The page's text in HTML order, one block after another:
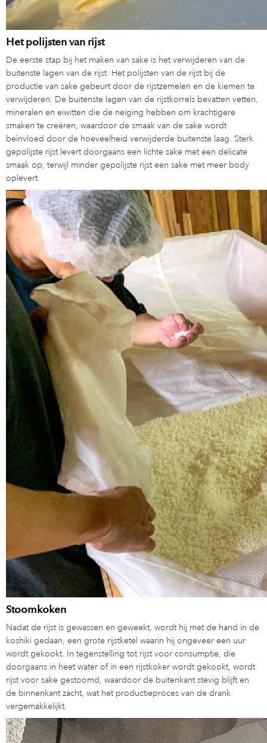
Het polijsten van rijst
De eerste stap bij het maken van sake is het verwijderen van de
buitenste lagen van de rijst. Het polijsten van de rijst bij de
productie van sake gebeurt door de rijstzemelen en de kiemen te
verwijderen. De buitenste lagen van de rijstkorrels bevatten vetten,
mineralen en eiwitten die de neiging hebben om krachtigere
smaken te creëren, waardoor de smaak van de sake wordt
beïnvloed door de hoeveelheid verwijderde buitenste laag. Sterk
gepolijste rijst levert doorgaans een lichte sake met een delicate
smaak op, terwijl minder gepolijste rijst een sake met meer body
oplevert.
Stoomkoken
Nadat de rijst is gewassen en geweekt, wordt hij met de hand in de
koshiki gedaan, een grote rijstketel waarin hij ongeveer een uur
wordt gekookt. In tegenstelling tot rijst voor consumptie, die
doorgaans in heet water of in een rijstkoker wordt gekookt, wordt
rijst voor sake gestoomd, waardoor de buitenkant stevig blijft en
de binnenkant zacht, wat het productieproces van de drank
vergemakkelijkt.